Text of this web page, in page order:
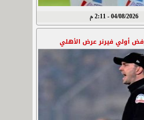
04/08/2026 - 2:11 م
أولي فيرنر عرض الأهلي